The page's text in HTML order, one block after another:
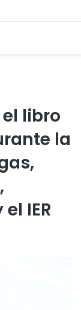
libro
la
IER